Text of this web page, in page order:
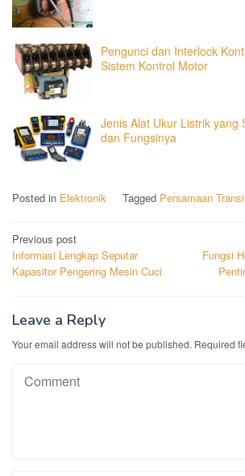
Pengunci dan Interlock
Sistem Kontrol Motor
Jenis Alat Ukur Listrik yang
dan Fungsinya
Posted in Elektronik Tagged Persamaan
Post
navigation
Previous post
Informasi Lengkap Seputar
Kapasitor Pengering Mesin Cuci
Fungsi
Leave a Reply
Your email address will not be published. Required